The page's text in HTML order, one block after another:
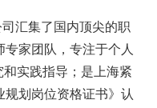
汇集了国内顶尖的职
家团队，专注于个人
实践指导；是上海紧
划岗位资格证书》认